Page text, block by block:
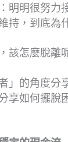
明明很努力
持，到底為
該怎麼脫離
」的角度分
享如何擺脫